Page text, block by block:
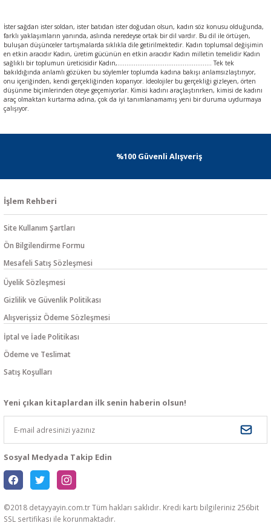
İster sağdan ister soldan, ister batıdan ister doğudan olsun, kadın söz konusu olduğunda,
farklı yaklaşımların yanında, aslında neredeyse ortak bir dil vardır. Bu dil ile örtüşen,
buluşan düşünceler tartışmalarda sıklıkla dile getirilmektedir. Kadın toplumsal değişimin
en etkin aracıdır Kadın, üretim gücünün en etkin aracıdır Kadın milletin temelidir Kadın
sağlıklı bir toplumun üreticisidir Kadın,.................................................... Tek tek
bakıldığında anlamlı gözüken bu söylemler toplumda kadına bakışı anlamsızlaştırıyor,
onu içeriğinden, kendi gerçekliğinden koparıyor. İdeolojiler bu gerçekliği gizleyen, örten
düşünme biçimlerinden öteye geçemiyorlar. Kimisi kadını araçlaştırırken, kimisi de kadını
araç olmaktan kurtarma adına, çok da iyi tanımlanamamış yeni bir duruma uydurmaya
çalışıyor.
%100 Güvenli Alışveriş
İşlem Rehberi
Site Kullanım Şartları
Ön Bilgilendirme Formu
Mesafeli Satış Sözleşmesi
Üyelik Sözleşmesi
Gizlilik ve Güvenlik Politikası
Alışverişsiz Ödeme Sözleşmesi
İptal ve İade Politikası
Ödeme ve Teslimat
Satış Koşulları
Yeni çıkan kitaplardan ilk senin haberin olsun!
Sosyal Medyada Takip Edin
©2018 detayyayin.com.tr Tüm hakları saklıdır. Kredi kartı bilgileriniz 256bit
SSL sertifikası ile korunmaktadır.